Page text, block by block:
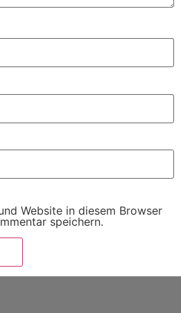
Website in diesem Browser
speichern.